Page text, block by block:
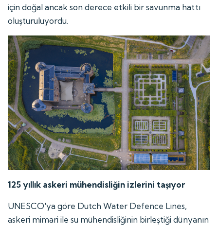
için doğal ancak son derece etkili bir savunma hattı
oluşturuluyordu.
125 yıllık askeri mühendisliğin izlerini taşıyor
UNESCO'ya göre Dutch Water Defence Lines,
askeri mimari ile su mühendisliğinin birleştiği dünyanın